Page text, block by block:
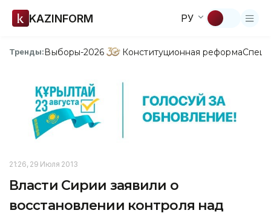
KAZINFORM РУ
Тренды:Выборы-2026 Конституционная реформа
21:26, 29 Июля 2013
Власти Сирии заявили о
восстановлении контроля над